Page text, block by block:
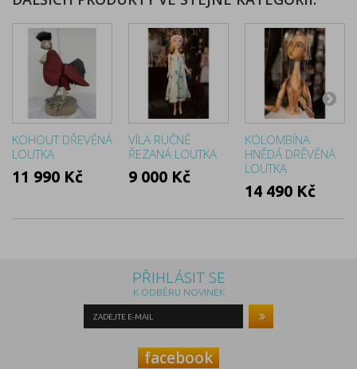
KOHOUT DŘEVĚNÁ
LOUTKA
11 990 Kč
VÍLA RUČNĚ
ŘEZANÁ LOUTKA
9 000 Kč
KOLOMBÍNA
HNĚDÁ DRĚVĚNÁ
LOUTKA
14 490 Kč
PŘIHLÁSIT SE
K ODBĚRU NOVINEK
facebook